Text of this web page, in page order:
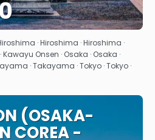
See
· Hiroshima · Hiroshima ·
Onsen · Osaka · Osaka ·
· Takayama · Tokyo · Tokyo ·
(OSAKA-
COREA -